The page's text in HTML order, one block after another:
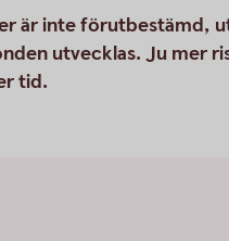
är inte förutbestämd,
utvecklas. Ju mer
tid.